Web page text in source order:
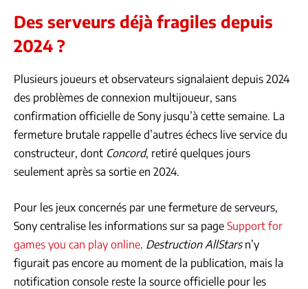
Des serveurs déjà fragiles depuis
2024 ?
Plusieurs joueurs et observateurs signalaient depuis 2024
des problèmes de connexion multijoueur, sans
confirmation officielle de Sony jusqu’à cette semaine. La
fermeture brutale rappelle d’autres échecs live service du
constructeur, dont Concord, retiré quelques jours
seulement après sa sortie en 2024.
Pour les jeux concernés par une fermeture de serveurs,
Sony centralise les informations sur sa page Support for
games you can play online. Destruction AllStarsn’y
figurait pas encore au moment de la publication, mais la
notification console reste la source officielle pour les